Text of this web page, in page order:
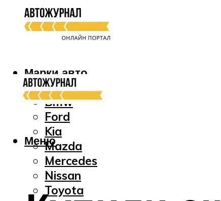
Марки авто
Audi
Bmw
Ford
Kia
Mazda
Mercedes
Nissan
Toyota
Меню